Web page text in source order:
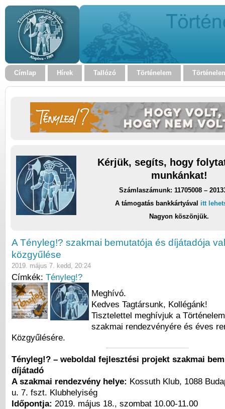
Címlap Hírek Tallózó Történelem
Kérjük, segíts, hogy
munkánkat!
Számlaszámunk: 11705008 –
A támogatás bankkártyával itt
Nagyon köszönjük.
A Tényleg!? szakmai bemutatója és díjátadója
közgyűlése
2019. május 7. kedd, 20:24
Címkék: Tényleg!?
Meghívó.
Kedves Tagtársunk, Kollégánk!
Tisztelettel meghívjuk a
szakmai rendezvényére és éves
Közgyűlésére.
Tényleg!? – weboldal fejlesztési projekt szakmai
díjátadó
A szakmai rendezvény helye: Kossuth Klub, 1088
u. 7. fszt. Klubhelyiség
Időpontja: 2019. május 18., szombat 10.00-11.00